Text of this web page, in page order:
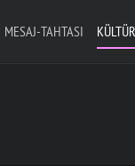
MESAJ-TAHTASI